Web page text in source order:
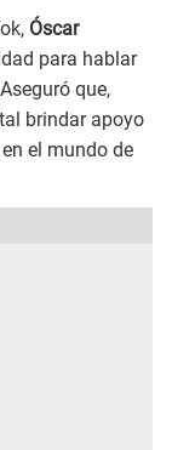
Óscar
para hablar
que,
brindar apoyo
el mundo de